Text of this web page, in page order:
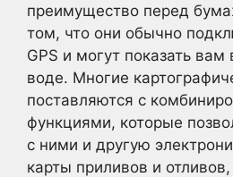
преимущество перед
том, что они обычно
GPS и могут показать
воде. Многие
поставляются с
функциями, которые
с ними и другую
карты приливов и